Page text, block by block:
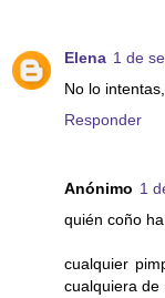
Elena 1 de
No lo
Responder
Anónimo 1
quién coño
cualquier
cualquiera de